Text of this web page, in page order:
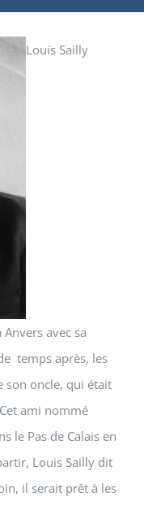
Louis Sailly
avec sa
temps après, les
son oncle, qui était
ami nommé
le Pas de Calais en
Louis Sailly dit
il serait prêt à les